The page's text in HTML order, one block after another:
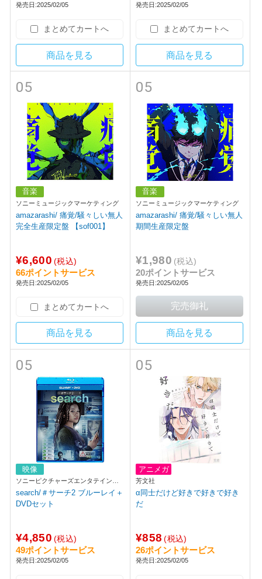
発売日:2025/02/05
まとめてカートへ
商品を見る
発売日:2025/02/05
まとめてカートへ
商品を見る
05
音楽
ソニーミュージックマーケティング
amazarashi/ 痛覚/騒々しい無人
完全生産限定盤 【sof001】
¥6,600 (税込)
66ポイントサービス
発売日:2025/02/05
まとめてカートへ
商品を見る
05
音楽
ソニーミュージックマーケティング
amazarashi/ 痛覚/騒々しい無人
期間生産限定盤
¥1,980 (税込)
20ポイントサービス
発売日:2025/02/05
商品を見る
05
映像
ソニーピクチャーズエンタテインメ
search/＃サーチ2 ブルーレイ＋
DVDセット
¥4,850 (税込)
49ポイントサービス
発売日:2025/02/05
05
アニメガ
芳文社
α同士だけど好きで好きで好き
だ
¥858 (税込)
26ポイントサービス
発売日:2025/02/05